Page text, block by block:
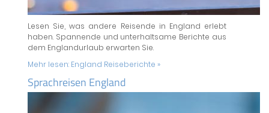
Lesen Sie, was andere Reisende in England erlebt
haben. Spannende und unterhaltsame Berichte aus
dem Englandurlaub erwarten Sie.
Mehr lesen: England Reiseberichte »
Sprachreisen England